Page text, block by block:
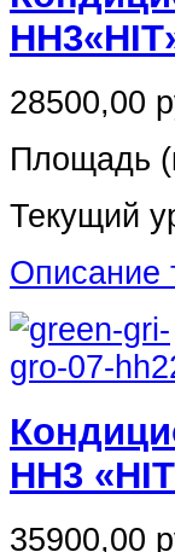
28500,00
Площадь
Текущий
Описание
HH3
35900,00